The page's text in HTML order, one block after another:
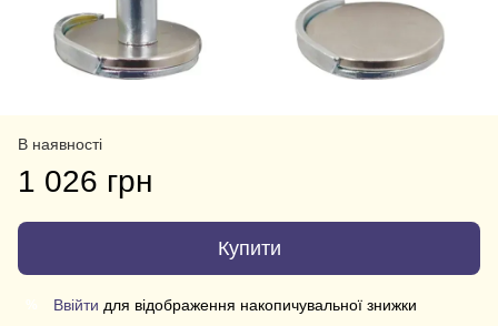
В наявності
1 026 грн
Купити
Ввійти для відображення накопичувальної знижки